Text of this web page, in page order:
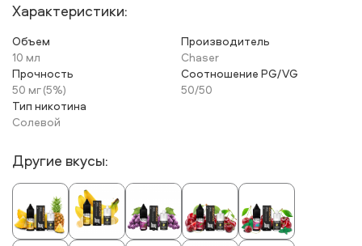
Характеристики:
Объем
10 мл
Производитель
Chaser
Прочность
50 мг (5%)
Соотношение PG/VG
50/50
Тип никотина
Солевой
Другие вкусы: